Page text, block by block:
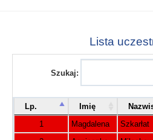
Lista
Szukaj:
Lp. Imię
1
Magdalena Szkarłat